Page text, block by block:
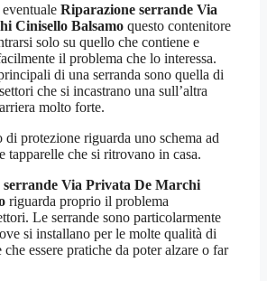
Riparazione serrande Via
Cinisello Balsamo questo contenitore
solo su quello che contiene e
il problema che lo interessa.
di una serranda sono quella di
che si incastrano una sull’altra
molto forte.
di protezione riguarda uno schema ad
tapparelle che si ritrovano in casa.
serrande Via Privata De Marchi
riguarda proprio il problema
Le serrande sono particolarmente
si installano per le molte qualità di
essere pratiche da poter alzare o far